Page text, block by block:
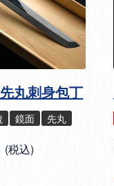
先丸刺身包丁
鏡面 先丸
税込